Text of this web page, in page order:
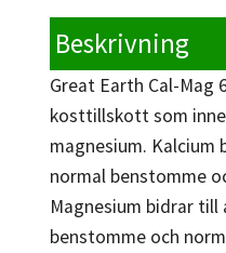
Beskrivning
Great Earth Cal-Mag
kosttillskott som
magnesium.
normal benstomme
Magnesium bidrar
benstomme och